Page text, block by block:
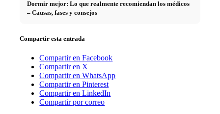
Dormir mejor: Lo que realmente recomiendan los médicos
– Causas, fases y consejos
Compartir esta entrada
Compartir en Facebook
Compartir en X
Compartir en WhatsApp
Compartir en Pinterest
Compartir en LinkedIn
Compartir por correo